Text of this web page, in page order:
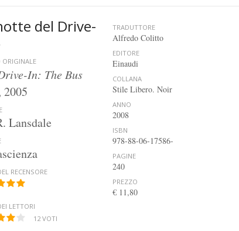
del Drive-
In: The Bus
2005
Lansdale
RECENSORE
LETTORI
12 VOTI
TRADUTTORE
Alfredo Colitto
EDITORE
Einaudi
COLLANA
Stile Libero. Noir
ANNO
2008
ISBN
978-88-06-17586-
PAGINE
240
PREZZO
€ 11,80